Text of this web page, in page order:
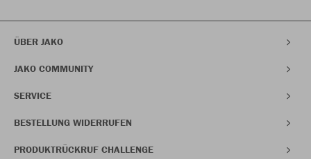
ÜBER JAKO
JAKO COMMUNITY
SERVICE
BESTELLUNG WIDERRUFEN
PRODUKTRÜCKRUF CHALLENGE